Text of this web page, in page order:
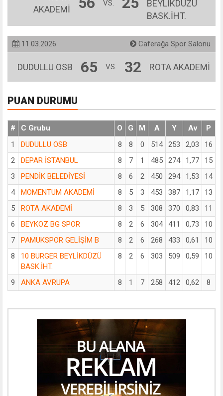
AKADEMİ
VS.
BEYLİKDÜZÜ
BASK.İHT.
11.03.2026 Caferağa Spor Salonu
DUDULLU OSB 65 VS. 32 ROTA AKADEMİ
PUAN DURUMU
# C Grubu O G M A Y Av
P
1
DUDULLU OSB 8 8 0 514 253 2,03
16
2
DEPAR İSTANBUL 8 7 1 485 274 1,77
15
3
PENDİK BELEDİYESİ 8 6 2 450 294 1,53
14
4
MOMENTUM AKADEMİ 8 5 3 453 387 1,17
13
5
ROTA AKADEMİ 8 3 5 308 370 0,83
11
6
BEYKOZ BG SPOR 8 2 6 304 411 0,73
10
7
PAMUKSPOR GELİŞİM B 8 2 6 268 433 0,61
10
8
10 BURGER BEYLİKDÜZÜ
BASK.İHT.
8 2 6 303 509 0,59 10
9 ANKA AVRUPA 8 1 7 258 412 0,62 8